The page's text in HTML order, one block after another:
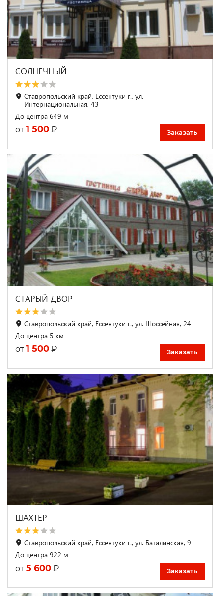
СОЛНЕЧНЫЙ
Ставропольский край, Ессентуки г., ул.
Интернациональная, 43
До центра 649 м
от 1 500 ₽ Заказать
СТАРЫЙ ДВОР
Ставропольский край, Ессентуки г., ул. Шоссейная, 24
До центра 5 км
от 1 500 ₽ Заказать
ШАХТЕР
Ставропольский край, Ессентуки г., ул. Баталинская, 9
До центра 922 м
от 5 600 ₽ Заказать